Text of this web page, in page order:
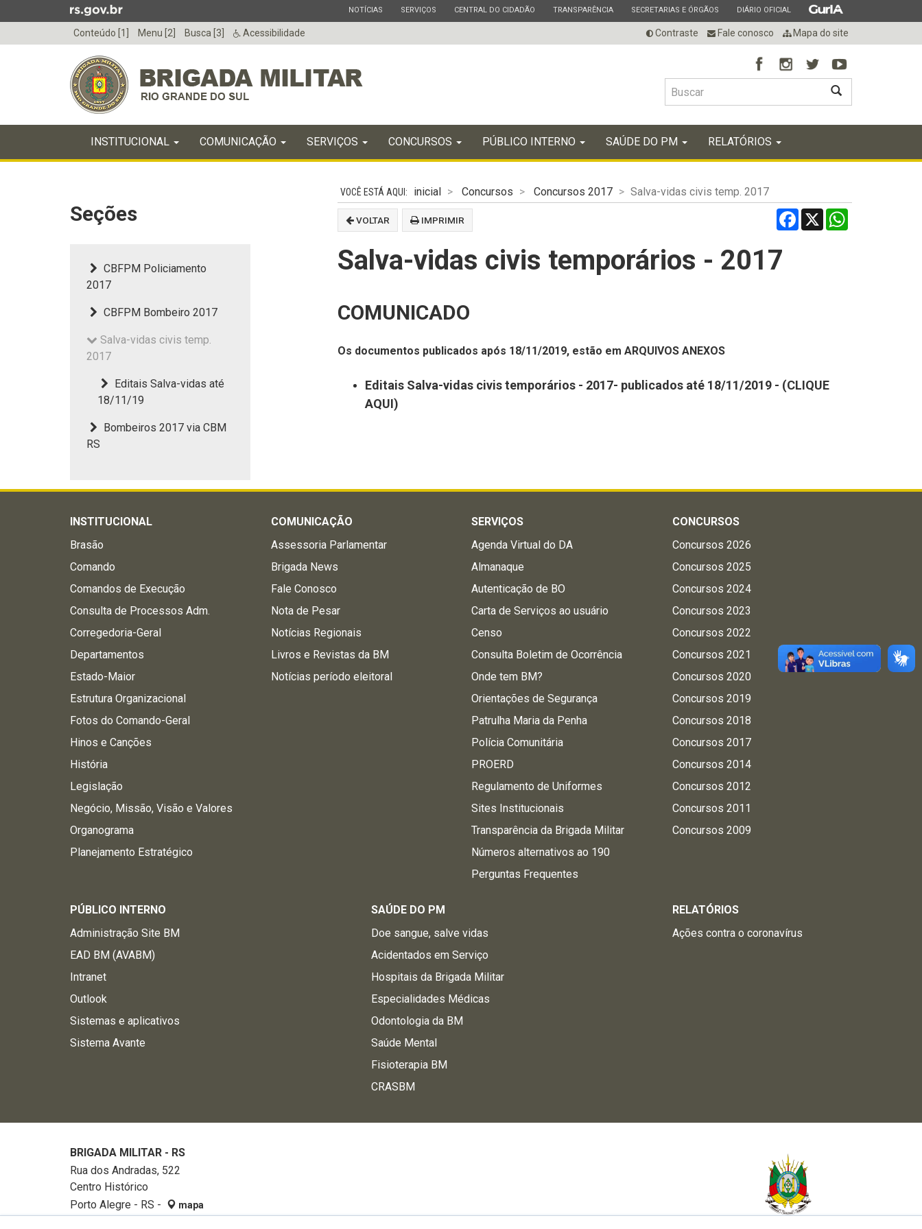
para
menu
ESTADO
NOTÍCIAS ESTADO
SERVIÇOS ESTADO
CENTRAL DO CIDADÃO ESTADO
TRANSPARÊNCIA ESTADO
SECRETARIAS E ÓRGÃOS ESTADO
DIÁRIO OFICIAL ESTADO
Conteúdo [1] Menu [2] Busca [3] Acessibilidade Contraste Fale conosco Mapa do site
BUSCAR
do
menu
INICIAL
INSTITUCIONAL COMUNICAÇÃO SERVIÇOS CONCURSOS PÚBLICO INTERNO SAÚDE DO PM RELATÓRIOS
Seções
CBFPM Policiamento
2017
CBFPM Bombeiro 2017
Salva-vidas civis temp.
2017
Editais Salva-vidas até
18/11/19
Bombeiros 2017 via CBM
RS
inicial Concursos Concursos 2017 Salva-vidas civis temp. 2017
VOLTAR IMPRIMIR Facebook
X
Salva-vidas civis temporários - 2017
COMUNICADO
Os documentos publicados após 18/11/2019, estão em ARQUIVOS ANEXOS
Editais Salva-vidas civis temporários - 2017- publicados até 18/11/2019 - (CLIQUE
AQUI)
INSTITUCIONAL
Brasão
Comando
Comandos de Execução
Consulta de Processos Adm.
Corregedoria-Geral
Departamentos
Estado-Maior
Estrutura Organizacional
Fotos do Comando-Geral
Hinos e Canções
História
Legislação
Negócio, Missão, Visão e Valores
Organograma
Planejamento Estratégico
COMUNICAÇÃO
Assessoria Parlamentar
Brigada News
Fale Conosco
Nota de Pesar
Notícias Regionais
Livros e Revistas da BM
Notícias período eleitoral
SERVIÇOS
Agenda Virtual do DA
Almanaque
Autenticação de BO
Carta de Serviços ao usuário
Censo
Consulta Boletim de Ocorrência
Onde tem BM?
Orientações de Segurança
Patrulha Maria da Penha
Polícia Comunitária
PROERD
Regulamento de Uniformes
Sites Institucionais
Transparência da Brigada Militar
Números alternativos ao 190
Perguntas Frequentes
CONCURSOS
Concursos 2026
Concursos 2025
Concursos 2024
Concursos 2023
Concursos 2022
Concursos 2021
Concursos 2020
Concursos 2019
Concursos 2018
Concursos 2017
Concursos 2014
Concursos 2012
Concursos 2011
Concursos 2009
PÚBLICO INTERNO
Administração Site BM
EAD BM (AVABM)
Intranet
Outlook
Sistemas e aplicativos
Sistema Avante
SAÚDE DO PM
Doe sangue, salve vidas
Acidentados em Serviço
Hospitais da Brigada Militar
Especialidades Médicas
Odontologia da BM
Saúde Mental
Fisioterapia BM
CRASBM
RELATÓRIOS
Ações contra o coronavírus
BRIGADA MILITAR - RS
Rua dos Andradas, 522
Centro Histórico
Porto Alegre - RS -
mapa